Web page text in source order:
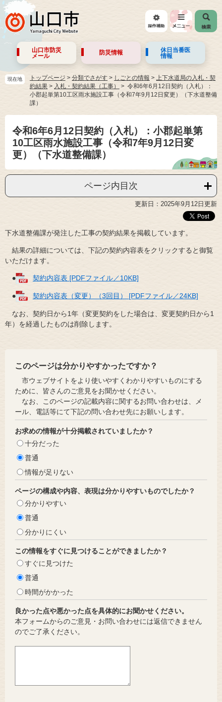
山口市防災
メール
防災情報
休日当番医
情報
現在地 トップページ > 分類でさがす > しごとの情報 >
上下水道局の入札・契
約結果 > 入札・契約結果（工事）
令和6年6月12日契約（入札）：
小郡起単第10工区雨水施設工事（令和7年9月12日変更）（下水道整備
課）
令和6年6月12日契約（入札）：小郡起単第
10工区雨水施設工事（令和7年9月12日変
更）（下水道整備課）
ページ内目次
更新日：2025年9月12日更新
下水道整備課が発注した工事の契約結果を掲載しています。
結果の詳細については、下記の契約内容表をクリックすると御覧
いただけます。
● 契約内容表 [PDFファイル／10KB]
● 契約内容表（変更）（3回目） [PDFファイル／24KB]
なお、契約日から1年（変更契約をした場合は、変更契約日から1
年）を経過したものは削除します。
このページは分かりやすかったですか？
市ウェブサイトをより使いやすくわかりやすいものにする
ために、皆さんのご意見をお聞かせください。
なお、このページの記載内容に関するお問い合わせは、メ
ール、電話等にて下記の問い合わせ先にお願いします。
お求めの情報が十分掲載されていましたか？
十分だった
普通
情報が足りない
ページの構成や内容、表現は分かりやすいものでしたか？
分かりやすい
普通
分かりにくい
この情報をすぐに見つけることができましたか？
すぐに見つけた
普通
時間がかかった
良かった点や悪かった点を具体的にお聞かせください。
本フォームからのご意見・お問い合わせには返信できません
のでご了承ください。